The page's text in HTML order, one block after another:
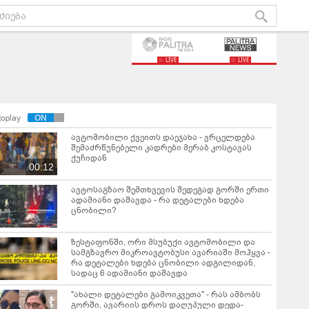
LIVE LIVE
00:12
ავტომობილი ქვეითს დაეჯახა - ვრცელდება
შემაძრწუნებელი კადრები მერაბ კოსტავას
ქუჩიდან
ავტოსაგზაო შემთხვევის შედეგად გორში ერთი
ადამიანი დაშავდა - რა დეტალები ხდება
ცნობილი?
ზესტაფონში, ორი მსუბუქი ავტომობილი და
სამგზავრო მიკროავტობუსი ავარიაში მოჰყვა -
რა დეტალები ხდება ცნობილი ადგილიდან,
სადაც 6 ადამიანი დაშავდა
"ახალი დეტალები გამოიკვეთა" - რას ამბობს
გორში, ავარიის დროს დაღუპული დედა-